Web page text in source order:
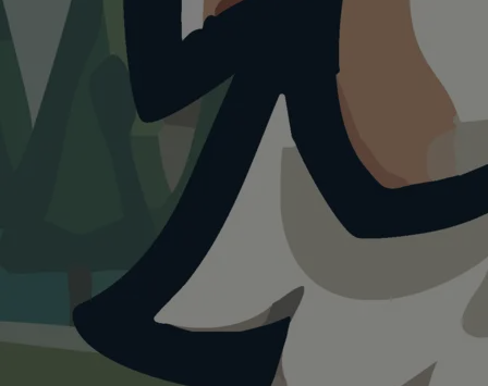
ATTRAKTION
Gedenkstätte
Sachsenhausen mit
Heute ist ein guter Tagfür
Gedenkstätte Sachsenhausen mit
Hund.